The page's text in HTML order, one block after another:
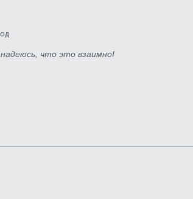
что это взаимно!